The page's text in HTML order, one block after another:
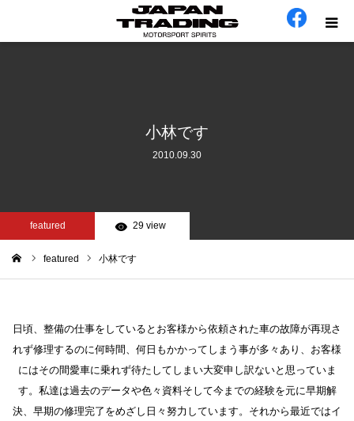
小林です
2010.09.30
featured 29 view
featured 小林です
日頃、整備の仕事をしているとお客様から依頼された車の故障が再現さ
れず修理するのに何時間、何日もかかってしまう事が多々あり、お客様
にはその間愛車に乗れず待たしてしまい大変申し訳ないと思っていま
す。私達は過去のデータや色々資料そして今までの経験を元に早期解
決、早期の修理完了をめざし日々努力しています。それから最近ではイ